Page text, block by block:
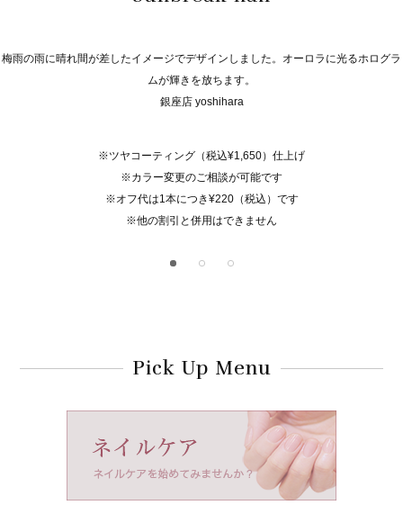
梅雨の雨に晴れ間が差したイメージでデザインしました。オーロラに光るホログラ
ムが輝きを放ちます。
銀座店 yoshihara
※ツヤコーティング（税込¥1,650）仕上げ
※カラー変更のご相談が可能です
※オフ代は1本につき¥220（税込）です
※他の割引と併用はできません
Pick Up Menu